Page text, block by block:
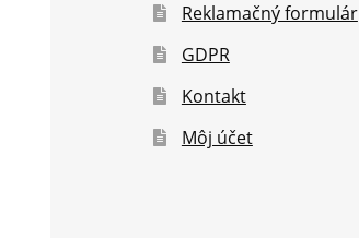
Reklamačný formulár
GDPR
Kontakt
Môj účet